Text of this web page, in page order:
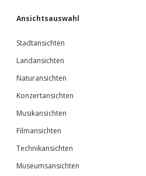
Ansichtsauswahl
Stadtansichten
Landansichten
Naturansichten
Konzertansichten
Musikansichten
Filmansichten
Technikansichten
Museumsansichten